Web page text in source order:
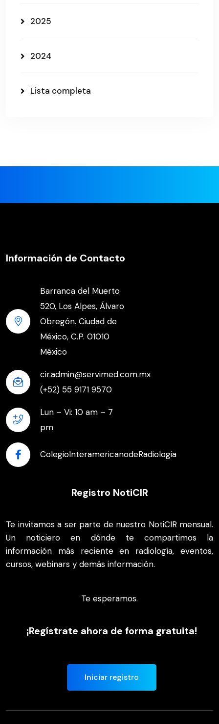
2025
2024
Lista completa
Información de Contacto
Barranca del Muerto
520, Los Alpes, Álvaro
Obregón. Ciudad de
México, C.P. 01010
México
cir.admin@servimed.com.mx
(+52) 55 9171 9570
Lun – Vi: 10 am – 7
pm
ColegioInteramericanodeRadiologia
Registro NotiCIR
Te invitamos a ser parte de nuestro NotiCIR mensual.
Un noticiero en dónde te compartimos la
información más reciente en radiología, eventos,
cursos, webinars y demás información.
Te esperamos.
¡Regístrate ahora de forma gratuita!
Iniciar registro